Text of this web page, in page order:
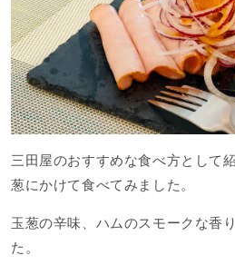
三田屋のおすすめな食べ方として
葱にかけて食べてみました。
玉葱の辛味、ハムのスモークな香
た。